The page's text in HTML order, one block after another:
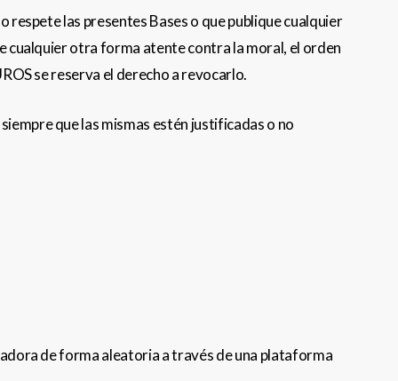
respete las presentes Bases o que publique cualquier
cualquier otra forma atente contra la moral, el orden
se reserva el derecho a revocarlo.
que las mismas estén justificadas o no
de forma aleatoria a través de una plataforma